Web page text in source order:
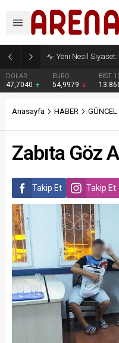
DOLAR
47,7040
EURO
54,9979
BIST
Anasayfa HABER GÜNCEL
Zabıta Göz
Takip Et Takip Et